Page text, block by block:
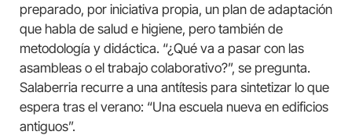
preparado, por iniciativa propia, un plan de adaptación
que habla de salud e higiene, pero también de
metodología y didáctica. “¿Qué va a pasar con las
asambleas o el trabajo colaborativo?”, se pregunta.
Salaberria recurre a una antítesis para sintetizar lo que
espera tras el verano: “Una escuela nueva en edificios
antiguos”.